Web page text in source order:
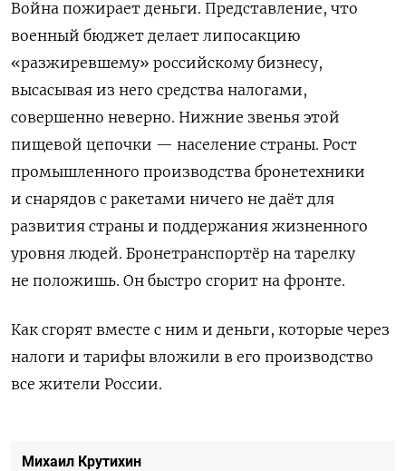
Война пожирает деньги. Представление, что
военный бюджет делает липосакцию
«разжиревшему» российскому бизнесу,
высасывая из него средства налогами,
совершенно неверно. Нижние звенья этой
пищевой цепочки — население страны. Рост
промышленного производства бронетехники
и снарядов с ракетами ничего не даёт для
развития страны и поддержания жизненного
уровня людей. Бронетранспортёр на тарелку
не положишь. Он быстро сгорит на фронте.
Как сгорят вместе с ним и деньги, которые через
налоги и тарифы вложили в его производство
все жители России.
Михаил Крутихин